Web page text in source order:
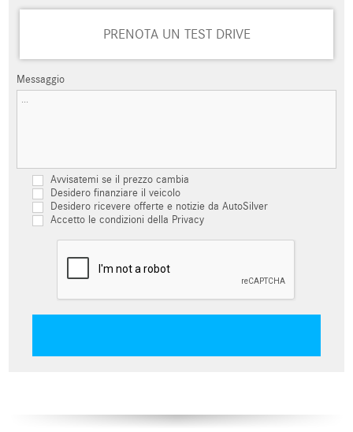
PRENOTA UN TEST DRIVE
Messaggio
Avvisatemi se il prezzo cambia
Desidero finanziare il veicolo
Desidero ricevere offerte e notizie da AutoSilver
Accetto le condizioni della Privacy